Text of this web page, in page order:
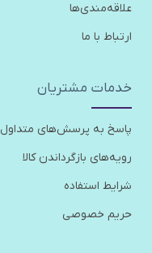
علاقه‌مندی‌ها
ارتباط با ما
خدمات مشتریان
پاسخ به پرسش‌های متداول
رویه‌های بازگرداندن کالا
شرایط استفاده
حریم خصوصی